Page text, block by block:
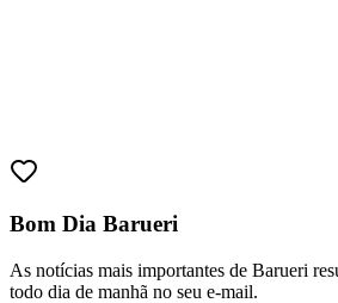
Bom Dia Barueri
As notícias mais importantes de Barueri
todo dia de manhã no seu e-mail.